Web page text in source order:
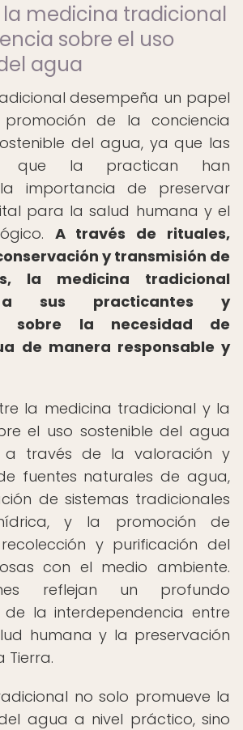
la medicina tradicional
sobre el uso
agua
desempeña un papel
de la conciencia
del agua, ya que las
que la practican han
importancia de preservar
para la salud humana y el
A través de rituales,
y transmisión de
la medicina tradicional
a sus practicantes y
sobre la necesidad de
de manera responsable y
la medicina tradicional y la
el uso sostenible del agua
a través de la valoración y
fuentes naturales de agua,
de sistemas tradicionales
y la promoción de
y purificación del
con el medio ambiente.
reflejan un profundo
de la interdependencia entre
humana y la preservación
Tierra.
no solo promueve la
agua a nivel práctico, sino